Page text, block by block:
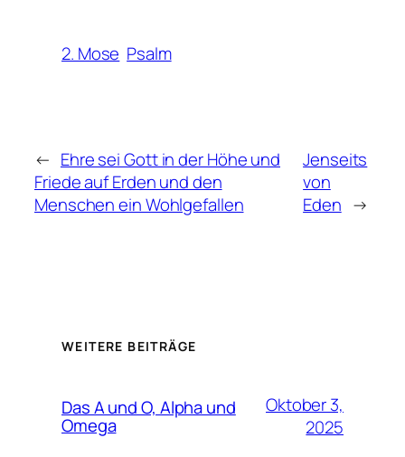
2. Mose Psalm
← Ehre sei Gott in der Höhe und
Friede auf Erden und den
Menschen ein Wohlgefallen
Jenseits
von
Eden →
WEITERE BEITRÄGE
Das A und O, Alpha und
Omega
Oktober 3,
2025